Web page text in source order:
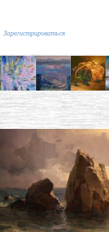
Зарегистрироваться